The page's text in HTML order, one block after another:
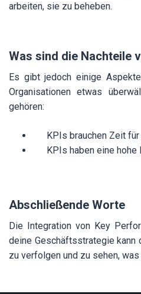
arbeiten, sie zu beheben.
Was sind die Nachteile
Es gibt jedoch einige
Organisationen etwas
gehören:
KPIs brauchen Zeit für
KPIs haben eine hohe
Abschließende Worte
Die Integration von Key
deine Geschäftsstrategie kann
zu verfolgen und zu sehen,